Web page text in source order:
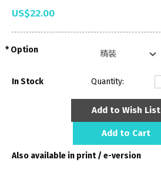
US$22.00
Option
In Stock Quantity:
Add to Wish List
Add to Cart
Also available in print / e-version